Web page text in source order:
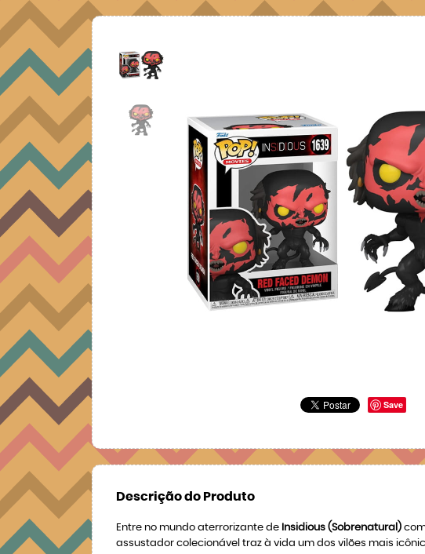
Save
Descrição do Produto
Entre no mundo aterrorizante de Insidious (Sobrenatural)
assustador colecionável traz à vida um dos vilões mais